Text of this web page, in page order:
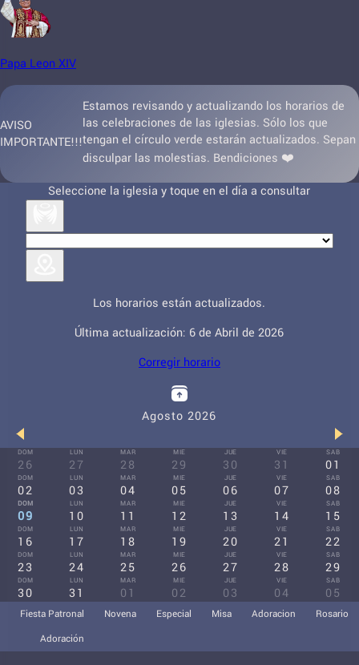
Papa Leon XIV
AVISO
IMPORTANTE!!!
Estamos revisando y actualizando los horarios de
las celebraciones de las iglesias. Sólo los que
tengan el círculo verde estarán actualizados. Sepan
disculpar las molestias. Bendiciones ❤️
Seleccione la iglesia y toque en el día a consultar
Los horarios están actualizados.
Última actualización: 6 de Abril de 2026
Corregir horario
Agosto 2026
DOM
26
LUN
27
MAR
28
MIE
29
JUE
30
VIE
31
SAB
01
DOM
02
LUN
03
MAR
04
MIE
05
JUE
06
VIE
07
SAB
08
DOM
09
LUN
10
MAR
11
MIE
12
JUE
13
VIE
14
SAB
15
DOM
16
LUN
17
MAR
18
MIE
19
JUE
20
VIE
21
SAB
22
DOM
23
LUN
24
MAR
25
MIE
26
JUE
27
VIE
28
SAB
29
DOM
30
LUN
31
MAR
01
MIE
02
JUE
03
VIE
04
SAB
05
Fiesta Patronal Novena Especial Misa Adoracion
Rosario
Adoración